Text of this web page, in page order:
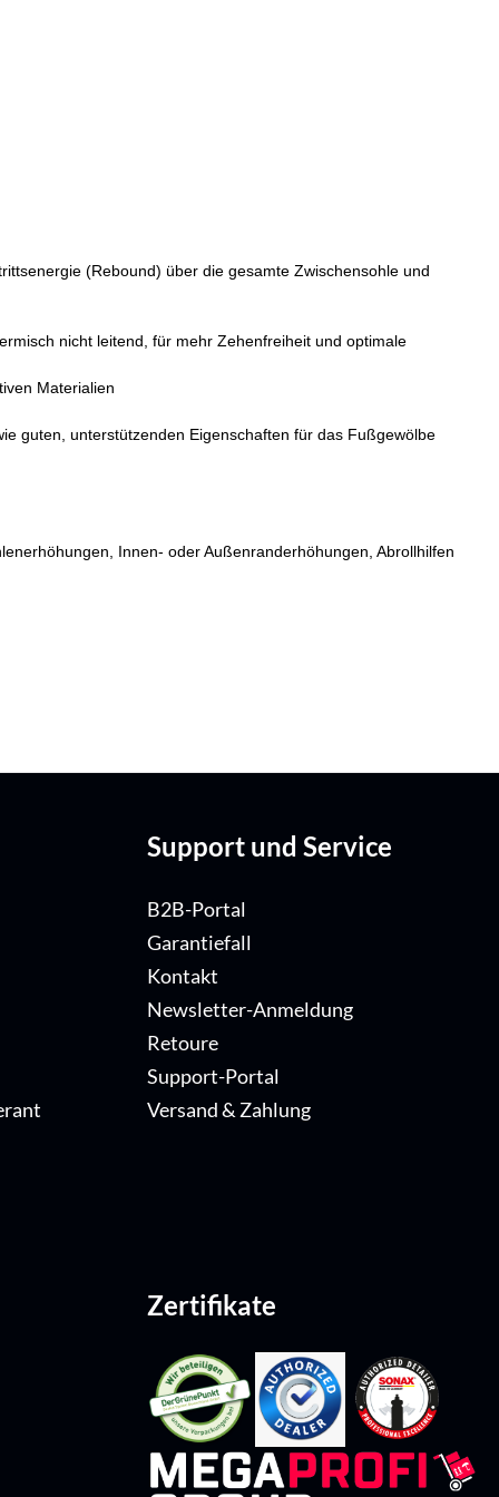
(Rebound) über die gesamte Zwischensohle und
nicht leitend, für mehr Zehenfreiheit und optimale
Materialien
guten, unterstützenden Eigenschaften für das Fußgewölbe
Innen- oder Außenranderhöhungen, Abrollhilfen
Support und Service
B2B-Portal
Garantiefall
Kontakt
Newsletter-Anmeldung
Retoure
Support-Portal
Versand & Zahlung
Zertifikate